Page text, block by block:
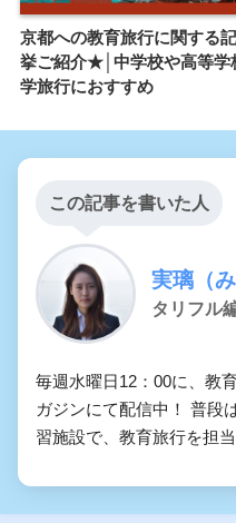
京都への教育旅行に関する
挙ご紹介★│中学校や高等学
学旅行におすすめ
この記事を書いた人
実璃（み
タリフル
毎週水曜日12：00に、教
ガジンにて配信中！ 普段
習施設で、教育旅行を担